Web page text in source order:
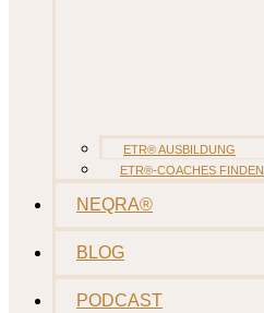
ETR® AUSBILDUNG
ETR®-COACHES FINDEN
NEQRA®
BLOG
PODCAST